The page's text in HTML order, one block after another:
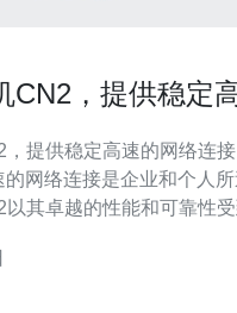
CN2，提供稳定
稳定高速的网络连接 在当今数字化
网络连接是企业和个人所
以其卓越的性能和可靠性
。 CN2是China Telecom全